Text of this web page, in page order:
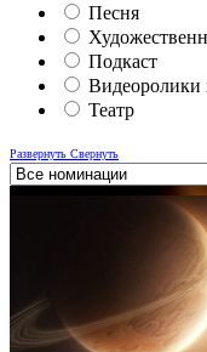
Песня
Подкаст
Видеоролики
Театр
Развернуть Свернуть